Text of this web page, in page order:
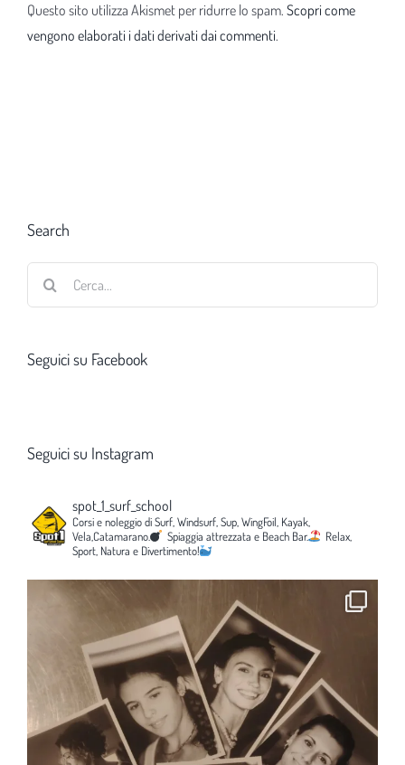
Questo sito utilizza Akismet per ridurre lo spam. Scopri come
vengono elaborati i dati derivati dai commenti.
Search
Seguici su Facebook
Seguici su Instagram
spot_1_surf_school
Corsi e noleggio di Surf, Windsurf, Sup, WingFoil, Kayak,
Vela,Catamarano.
Spiaggia attrezzata e Beach Bar.
Relax,
Sport, Natura e Divertimento!